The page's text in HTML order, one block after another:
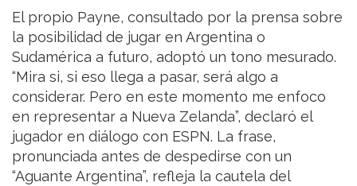
El propio Payne, consultado por la prensa sobre
la posibilidad de jugar en Argentina o
Sudamérica a futuro, adoptó un tono mesurado.
“Mira si, si eso llega a pasar, será algo a
considerar. Pero en este momento me enfoco
en representar a Nueva Zelanda”, declaró el
jugador en diálogo con ESPN. La frase,
pronunciada antes de despedirse con un
“Aguante Argentina”, refleja la cautela del